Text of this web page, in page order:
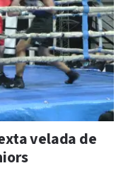
velada de